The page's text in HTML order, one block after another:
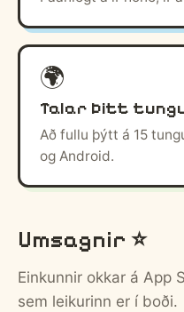
🌍
Talar þitt
Að fullu þýtt á 15
og Android.
Umsagnir ⭐
Einkunnir okkar á App
sem leikurinn er í boði.